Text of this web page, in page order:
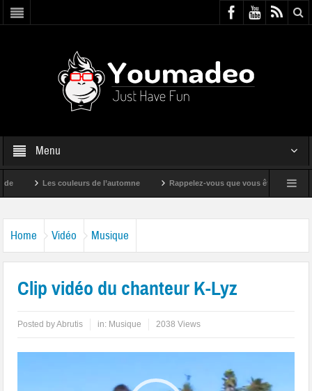
Menu
Les couleurs de l’automne Rappelez-vous que vous êtes super !
Home Vidéo Musique
Clip vidéo du chanteur K-Lyz
Posted byAbrutis in: Musique 2038 Views